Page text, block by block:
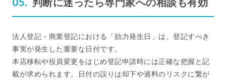
法人登記・商業登記における「効力発生日」は、登記すべき
事実が発生した重要な日付です。
本店移転や役員変更をはじめ登記申請時には正確な把握と記
載が求められます。日付の誤りは却下や過料のリスクに繋が